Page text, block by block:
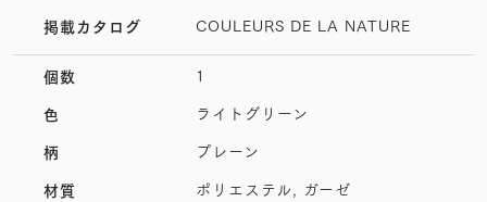
掲載カタログ COULEURS DE LA NATURE
個数 1
色 ライトグリーン
柄 プレーン
材質 ポリエステル, ガーゼ